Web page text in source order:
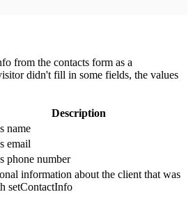
from the contacts form as a
didn't fill in some fields, the values
Description
name
email
phone number
information about the client that was
setContactInfo